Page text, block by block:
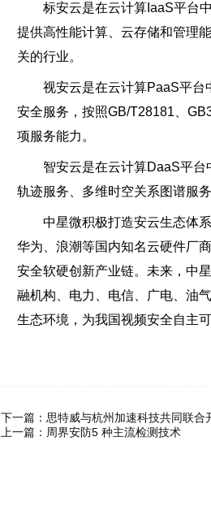
标安云是在云计算IaaS平台中
提供高性能计算、云存储和管理
关的行业。
视安云是在云计算PaaS平台中
安全服务，按照GB/T28181、
项服务能力。
智安云是在云计算DaaS平台中
轨迹服务、多维时空关系图谱服
中星微积极打造安云生态体系
华为、浪潮等国内知名云硬件厂
安全软硬创新产业链。未来，中
融机构、电力、电信、广电、油
生态环境，为我国视频安全自主
下一篇： 思特威与杭州加速科技共同联合
上一篇： 周界安防5 种主流检测技术